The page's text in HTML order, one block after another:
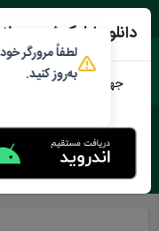
برچسب :
دانلود اپلیکیشن
جهت دانلود نرم افزار
به‌روز کنید.